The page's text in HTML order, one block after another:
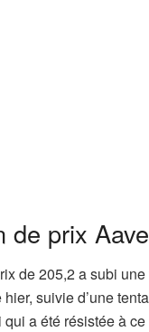
de prix Aave
de 205,2 a subi
suivie d’une
qui a été résistée à